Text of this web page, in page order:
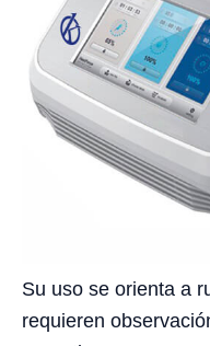
Su uso se orienta a
requieren